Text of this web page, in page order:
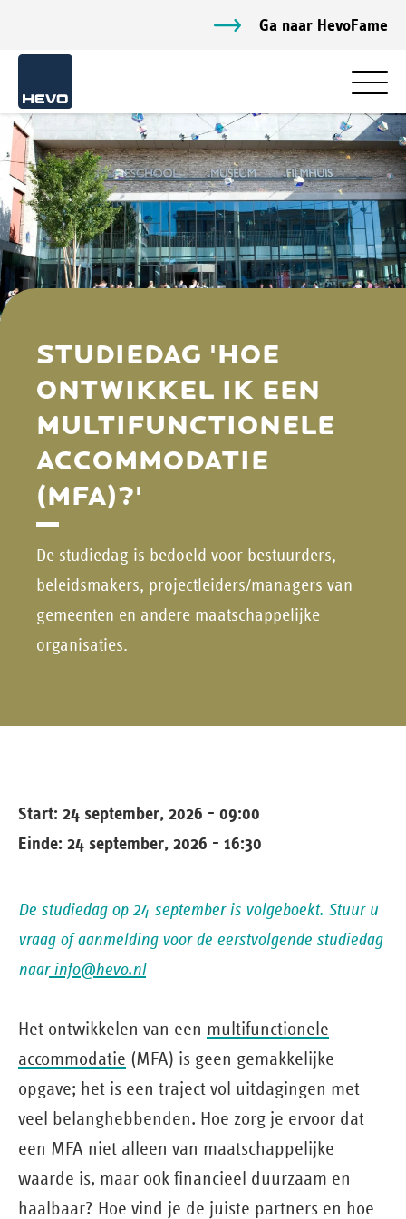
Ga naar HevoFame
STUDIEDAG 'HOE
ONTWIKKEL IK EEN
MULTIFUNCTIONELE
ACCOMMODATIE
(MFA)?'
De studiedag is bedoeld voor bestuurders,
beleidsmakers, projectleiders/managers van
gemeenten en andere maatschappelijke
organisaties.
Start: 24 september, 2026 - 09:00
Einde: 24 september, 2026 - 16:30
De studiedag op 24 september is volgeboekt. Stuur u
vraag of aanmelding voor de eerstvolgende studiedag
naarinfo@hevo.nl
Het ontwikkelen van een multifunctionele
accommodatie (MFA) is geen gemakkelijke
opgave; het is een traject vol uitdagingen met
veel belanghebbenden. Hoe zorg je ervoor dat
een MFA niet alleen van maatschappelijke
waarde is, maar ook financieel duurzaam en
haalbaar? Hoe vind je de juiste partners en hoe